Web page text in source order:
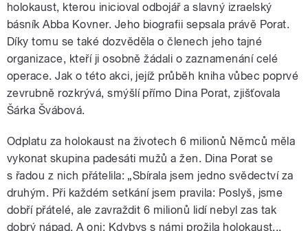
holokaust, kterou inicioval odbojář a slavný izraelský
básník Abba Kovner. Jeho biografii sepsala právě Porat.
Díky tomu se také dozvěděla o členech jeho tajné
organizace, kteří ji osobně žádali o zaznamenání celé
operace. Jak o této akci, jejíž průběh kniha vůbec poprvé
zevrubně rozkrývá, smýšlí přímo Dina Porat, zjišťovala
Šárka Švábová.
Odplatu za holokaust na životech 6 milionů Němců měla
vykonat skupina padesáti mužů a žen. Dina Porat se
s řadou z nich přátelila: „Sbírala jsem jedno svědectví za
druhým. Při každém setkání jsem pravila: Poslyš, jsme
dobří přátelé, ale zavraždit 6 milionů lidí nebyl zas tak
dobrý nápad. A oni: Kdybys s námi prožila holokaust...